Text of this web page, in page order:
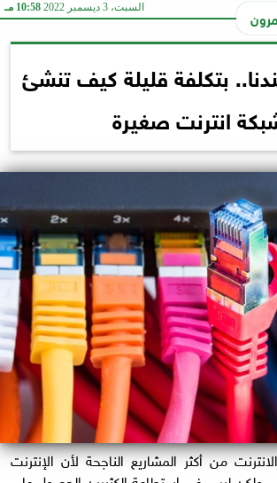
السبت، 3 ديسمبر 2022 10:58 مـ
بتكلفة قليلة كيف تنشئ
انترنت صغيرة
من أكثر المشاريع الناجحة لأن الإنترنت